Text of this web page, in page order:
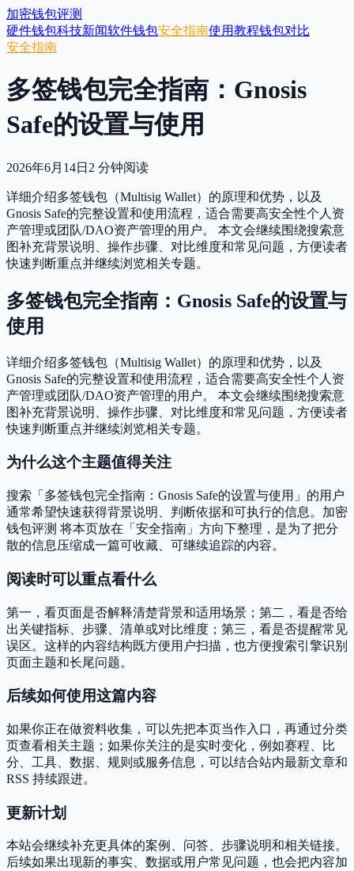
加密钱包评测
硬件钱包科技新闻软件钱包安全指南使用教程钱包对比
安全指南
多签钱包完全指南：Gnosis
Safe的设置与使用
2026年6月14日 2 分钟阅读
详细介绍多签钱包（Multisig Wallet）的原理和优势，以及
Gnosis Safe的完整设置和使用流程，适合需要高安全性个人资
产管理或团队/DAO资产管理的用户。 本文会继续围绕搜索意
图补充背景说明、操作步骤、对比维度和常见问题，方便读者
快速判断重点并继续浏览相关专题。
多签钱包完全指南：Gnosis Safe的设置与
使用
详细介绍多签钱包（Multisig Wallet）的原理和优势，以及
Gnosis Safe的完整设置和使用流程，适合需要高安全性个人资
产管理或团队/DAO资产管理的用户。 本文会继续围绕搜索意
图补充背景说明、操作步骤、对比维度和常见问题，方便读者
快速判断重点并继续浏览相关专题。
为什么这个主题值得关注
搜索「多签钱包完全指南：Gnosis Safe的设置与使用」的用户
通常希望快速获得背景说明、判断依据和可执行的信息。加密
钱包评测 将本页放在「安全指南」方向下整理，是为了把分
散的信息压缩成一篇可收藏、可继续追踪的内容。
阅读时可以重点看什么
第一，看页面是否解释清楚背景和适用场景；第二，看是否给
出关键指标、步骤、清单或对比维度；第三，看是否提醒常见
误区。这样的内容结构既方便用户扫描，也方便搜索引擎识别
页面主题和长尾问题。
后续如何使用这篇内容
如果你正在做资料收集，可以先把本页当作入口，再通过分类
页查看相关主题；如果你关注的是实时变化，例如赛程、比
分、工具、数据、规则或服务信息，可以结合站内最新文章和
RSS 持续跟进。
更新计划
本站会继续补充更具体的案例、问答、步骤说明和相关链接。
后续如果出现新的事实、数据或用户常见问题，也会把内容加